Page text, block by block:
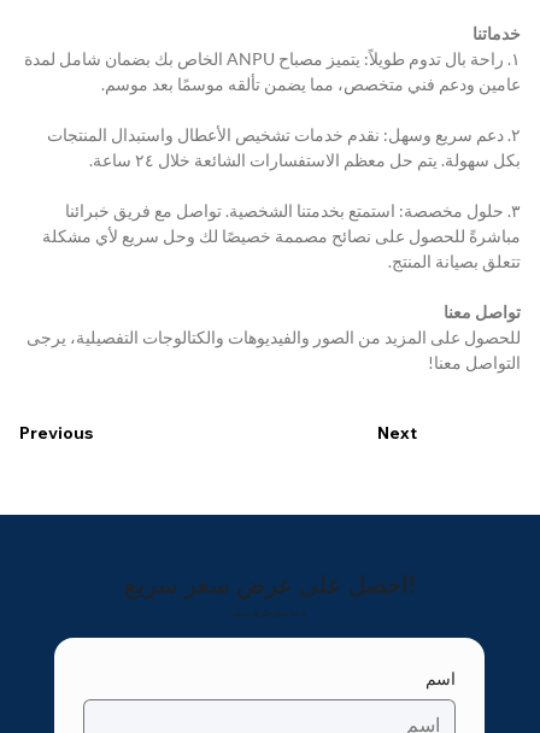
خدماتنا
١. راحة بال تدوم طويلاً: يتميز مصباح ANPU الخاص بك بضمان شامل لمدة
عامين ودعم فني متخصص، مما يضمن تألقه موسمًا بعد موسم.
٢. دعم سريع وسهل: نقدم خدمات تشخيص الأعطال واستبدال المنتجات
بكل سهولة. يتم حل معظم الاستفسارات الشائعة خلال ٢٤ ساعة.
٣. حلول مخصصة: استمتع بخدمتنا الشخصية. تواصل مع فريق خبرائنا
مباشرةً للحصول على نصائح مصممة خصيصًا لك وحل سريع لأي مشكلة
تتعلق بصيانة المنتج.
تواصل معنا
للحصول على المزيد من الصور والفيديوهات والكتالوجات التفصيلية، يرجى
التواصل معنا!
Previous Next
احصل على عرض سعر سريع!
اسم